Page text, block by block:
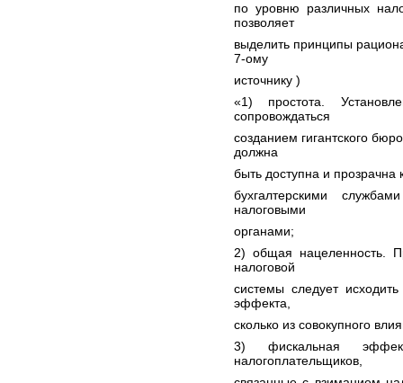
по уровню различных
позволяет
выделить принципы
7-ому
источнику )
«1) простота.
сопровождаться
созданием гигантского
должна
быть доступна и
бухгалтерскими
налоговыми
органами;
2) общая нацеленность.
налоговой
системы следует
эффекта,
сколько из совокупного
3) фискальная
налогоплательщиков,